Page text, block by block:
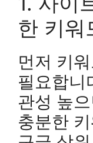
한 키워
먼저 키
필요합니
관성 높
충분한